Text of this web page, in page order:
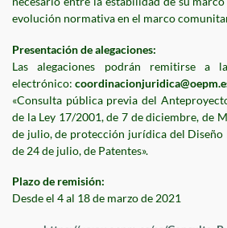
evolución normativa en el marco
Presentación de alegaciones:
Las alegaciones podrán remitirse a
electrónico:
«Consulta pública previa del
de la Ley 17/2001, de 7 de diciembre, de
de julio, de protección jurídica del
de 24 de julio, de Patentes».
Plazo de remisión:
Desde el 4 al 18 de marzo de 2021